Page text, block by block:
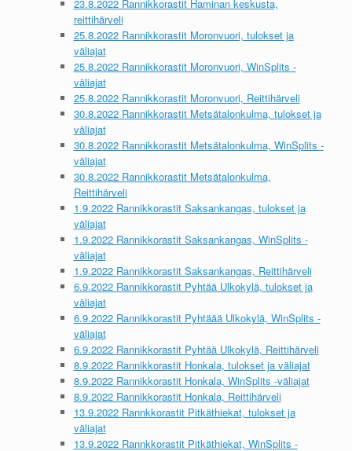
23.8.2022 Rannikkorastit Haminan keskusta,
reittihärveli
25.8.2022 Rannikkorastit Moronvuori, tulokset ja
väliajat
25.8.2022 Rannikkorastit Moronvuori, WinSplits -
väliajat
25.8.2022 Rannikkorastit Moronvuori, Reittihärveli
30.8.2022 Rannikkorastit Metsätalonkulma, tulokset ja
väliajat
30.8.2022 Rannikkorastit Metsätalonkulma, WinSplits -
väliajat
30.8.2022 Rannikkorastit Metsätalonkulma,
Reittihärveli
1.9.2022 Rannikkorastit Saksankangas, tulokset ja
väliajat
1.9.2022 Rannikkorastit Saksankangas, WinSplits -
väliajat
1.9.2022 Rannikkorastit Saksankangas, Reittihärveli
6.9.2022 Rannikkorastit Pyhtää Ulkokylä, tulokset ja
väliajat
6.9.2022 Rannikkorastit Pyhtäää Ulkokylä, WinSplits -
väliajat
6.9.2022 Rannikkorastit Pyhtää Ulkokylä, Reittihärveli
8.9.2022 Rannikkorastit Honkala, tulokset ja väliajat
8.9.2022 Rannikkorastit Honkala, WinSplits -väliajat
8.9.2022 Rannikkorastit Honkala, Reittihärveli
13.9.2022 Rannkkorastit Pitkäthiekat, tulokset ja
väliajat
13.9.2022 Rannkkorastit Pitkäthiekat, WinSplits -